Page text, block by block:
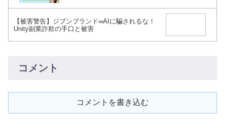
【被害警告】ジブンブランド∞AIに騙されるな！
Unity副業詐欺の手口と被害
コメント
コメントを書き込む